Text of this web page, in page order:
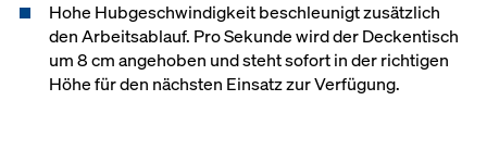
Hohe Hubgeschwindigkeit beschleunigt zusätzlich
den Arbeitsablauf. Pro Sekunde wird der Deckentisch
um 8 cm angehoben und steht sofort in der richtigen
Höhe für den nächsten Einsatz zur Verfügung.